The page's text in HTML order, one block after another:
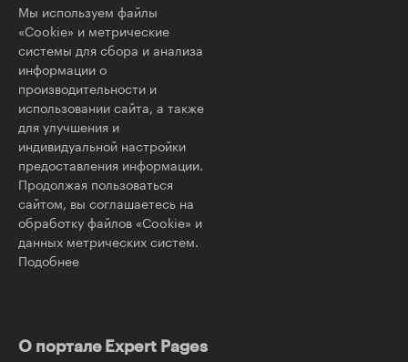
Мы используем файлы
«Cookie» и метрические
системы для сбора и анализа
информации о
производительности и
использовании сайта, а также
для улучшения и
индивидуальной настройки
предоставления информации.
Продолжая пользоваться
сайтом, вы соглашаетесь на
обработку файлов «Cookie» и
данных метрических систем.
Подобнее
О портале Expert Pages